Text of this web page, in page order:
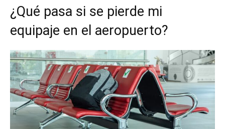
¿Qué pasa si se pierde mi
equipaje en el aeropuerto?